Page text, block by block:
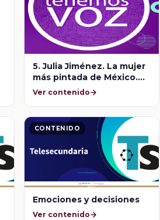
5. Julia Jiménez. La mujer
más pintada de México.
Todas tenemos voz
Ver contenido
CONTENIDO
Emociones y decisiones
Ver contenido